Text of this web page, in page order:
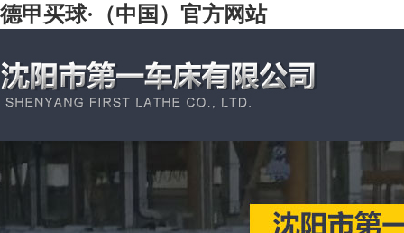
德甲买球·（中国）官方网站